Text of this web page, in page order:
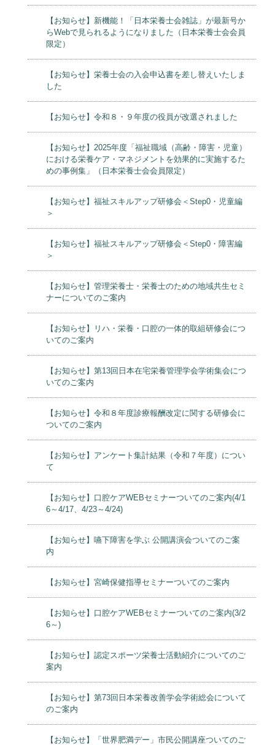
【お知らせ】新機能！「日本栄養士会雑誌」が最新号か
らWebで見られるようになりました（日本栄養士会会員
限定）
【お知らせ】栄養士会の入会申込書を差し替えいたしま
した
【お知らせ】令和８・９年度の役員が改選されました
【お知らせ】2025年度「福祉職域（高齢・障害・児童）
における栄養ケア・マネジメントを効果的に実施するた
めの事例集」（日本栄養士会会員限定）
【お知らせ】福祉スキルアップ研修会＜Step0・児童編
＞
【お知らせ】福祉スキルアップ研修会＜Step0・障害編
＞
【お知らせ】管理栄養士・栄養士のための地域共生セミ
ナーについてのご案内
【お知らせ】リハ・栄養・口腔の一体的取組研修会につ
いてのご案内
【お知らせ】第13回日本在宅栄養管理学会学術集会につ
いてのご案内
【お知らせ】令和８年度診療報酬改定に関する研修会に
ついてのご案内
【お知らせ】アンケート集計結果（令和７年度）につい
て
【お知らせ】口腔ケアWEBセミナーついてのご案内(4/1
6～4/17、4/23～4/24)
【お知らせ】嚥下障害を学ぶ 公開講演会ついてのご案
内
【お知らせ】宮崎保健指導セミナーついてのご案内
【お知らせ】口腔ケアWEBセミナーついてのご案内(3/2
6～)
【お知らせ】認定スポーツ栄養士活動紹介についてのご
案内
【お知らせ】第73回日本栄養改善学会学術総会について
のご案内
【お知らせ】「世界肥満デー」市民公開講座ついてのご